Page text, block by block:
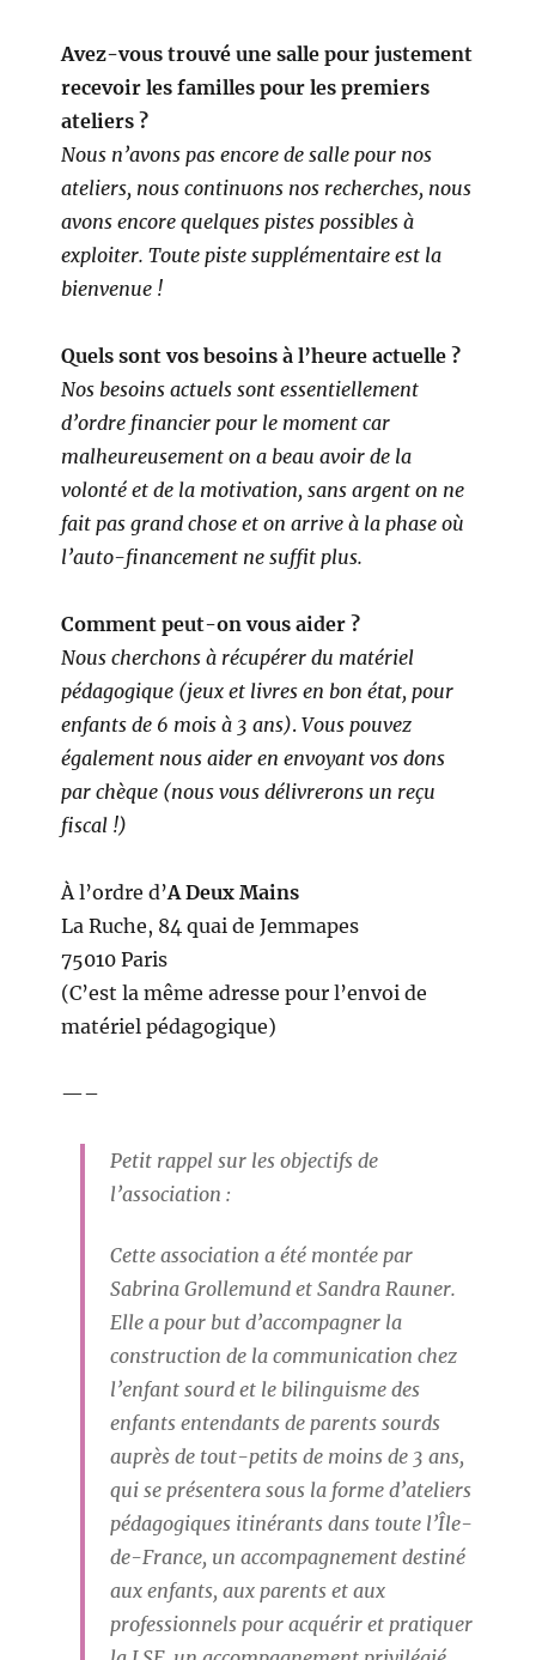
Avez-vous trouvé une salle pour justement
recevoir les familles pour les premiers
ateliers ?
Nous n’avons pas encore de salle pour nos
ateliers, nous continuons nos recherches, nous
avons encore quelques pistes possibles à
exploiter. Toute piste supplémentaire est la
bienvenue !
Quels sont vos besoins à l’heure actuelle ?
Nos besoins actuels sont essentiellement
d’ordre financier pour le moment car
malheureusement on a beau avoir de la
volonté et de la motivation, sans argent on ne
fait pas grand chose et on arrive à la phase où
l’auto-financement ne suffit plus.
Comment peut-on vous aider ?
Nous cherchons à récupérer du matériel
pédagogique (jeux et livres en bon état, pour
enfants de 6 mois à 3 ans).Vous pouvez
également nous aider en envoyant vos dons
par chèque (nous vous délivrerons un reçu
fiscal !)
À l’ordre d’A Deux Mains
La Ruche, 84 quai de Jemmapes
75010 Paris
(C’est la même adresse pour l’envoi de
matériel pédagogique)
—–
Petit rappel sur les objectifs de
l’association :
Cette association a été montée par
Sabrina Grollemund et Sandra Rauner.
Elle a pour but d’accompagner la
construction de la communication chez
l’enfant sourd et le bilinguisme des
enfants entendants de parents sourds
auprès de tout-petits de moins de 3 ans,
qui se présentera sous la forme d’ateliers
pédagogiques itinérants dans toute l’Île-
de-France, un accompagnement destiné
aux enfants, aux parents et aux
professionnels pour acquérir et pratiquer